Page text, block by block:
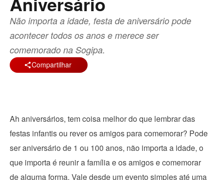
Não importa a idade, festa de aniversário pode
acontecer todos os anos e merece ser
comemorado na Sogipa.
shareCompartilhar
Ah aniversários, tem coisa melhor do que lembrar das
festas infantis ou rever os amigos para comemorar? Pode
ser aniversário de 1 ou 100 anos, não importa a idade, o
que importa é reunir a família e os amigos e comemorar
de alguma forma. Vale desde um evento simples até uma